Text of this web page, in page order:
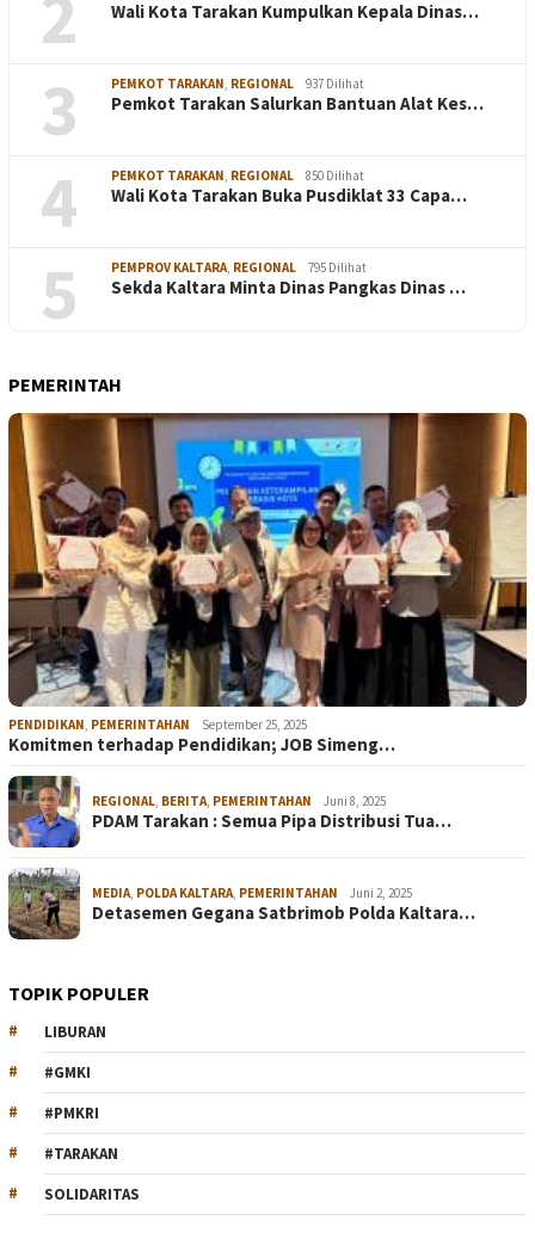
Wali Kota Tarakan Kumpulkan Kepala Dinas…
3 PEMKOT TARAKAN, REGIONAL 937 Dilihat
Pemkot Tarakan Salurkan Bantuan Alat Kes…
4 PEMKOT TARAKAN, REGIONAL 850 Dilihat
Wali Kota Tarakan Buka Pusdiklat 33 Capa…
5 PEMPROV KALTARA, REGIONAL 795 Dilihat
Sekda Kaltara Minta Dinas Pangkas Dinas …
PEMERINTAH
PENDIDIKAN, PEMERINTAHAN September 25, 2025
Komitmen terhadap Pendidikan; JOB Simeng…
REGIONAL, BERITA, PEMERINTAHAN Juni 8, 2025
PDAM Tarakan : Semua Pipa Distribusi Tua…
MEDIA, POLDA KALTARA, PEMERINTAHAN Juni 2, 2025
Detasemen Gegana Satbrimob Polda Kaltara…
TOPIK POPULER
LIBURAN
#GMKI
#PMKRI
#TARAKAN
SOLIDARITAS